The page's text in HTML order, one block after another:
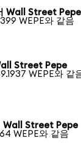
Wall Street Pepe
WEPE와 같음
Street Pepe
WEPE와 같
Wall Street Pepe
WEPE와 같음